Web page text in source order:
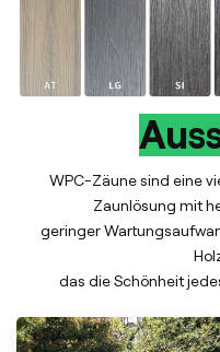
WPC-Zäune sind eine
Zaunlösung mit
geringer
das die Schönheit